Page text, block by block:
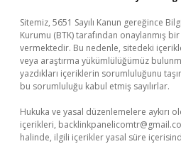
Sitemiz, 5651 Sayılı Kanun gereğince
Kurumu (BTK) tarafından onaylanmış
vermektedir. Bu nedenle, sitedeki
veya araştırma yükümlülüğümüz
yazdıkları içeriklerin sorumluluğunu
bu sorumluluğu kabul etmiş sayılırlar.
Hukuka ve yasal düzenlemelere aykırı
içerikleri,
halinde, ilgili içerikler yasal süre